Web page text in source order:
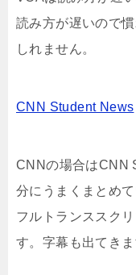
読み方が遅いので
しれません。
CNN Student News
CNNの場合はCNN
分にうまくまとめて
フルトランススク
す。字幕も出てき